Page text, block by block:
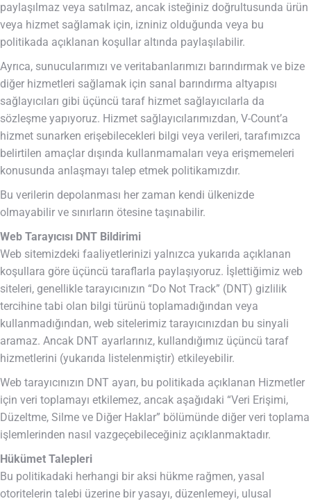
paylaşılmaz veya satılmaz, ancak isteğiniz doğrultusunda ürün
veya hizmet sağlamak için, izniniz olduğunda veya bu
politikada açıklanan koşullar altında paylaşılabilir.
Ayrıca, sunucularımızı ve veritabanlarımızı barındırmak ve bize
diğer hizmetleri sağlamak için sanal barındırma altyapısı
sağlayıcıları gibi üçüncü taraf hizmet sağlayıcılarla da
sözleşme yapıyoruz. Hizmet sağlayıcılarımızdan, V-Count’a
hizmet sunarken erişebilecekleri bilgi veya verileri, tarafımızca
belirtilen amaçlar dışında kullanmamaları veya erişmemeleri
konusunda anlaşmayı talep etmek politikamızdır.
Bu verilerin depolanması her zaman kendi ülkenizde
olmayabilir ve sınırların ötesine taşınabilir.
Web Tarayıcısı DNT Bildirimi
Web sitemizdeki faaliyetlerinizi yalnızca yukarıda açıklanan
koşullara göre üçüncü taraflarla paylaşıyoruz. İşlettiğimiz web
siteleri, genellikle tarayıcınızın “Do Not Track” (DNT) gizlilik
tercihine tabi olan bilgi türünü toplamadığından veya
kullanmadığından, web sitelerimiz tarayıcınızdan bu sinyali
aramaz. Ancak DNT ayarlarınız, kullandığımız üçüncü taraf
hizmetlerini (yukarıda listelenmiştir) etkileyebilir.
Web tarayıcınızın DNT ayarı, bu politikada açıklanan Hizmetler
için veri toplamayı etkilemez, ancak aşağıdaki “Veri Erişimi,
Düzeltme, Silme ve Diğer Haklar” bölümünde diğer veri toplama
işlemlerinden nasıl vazgeçebileceğiniz açıklanmaktadır.
Hükümet Talepleri
Bu politikadaki herhangi bir aksi hükme rağmen, yasal
otoritelerin talebi üzerine bir yasayı, düzenlemeyi, ulusal